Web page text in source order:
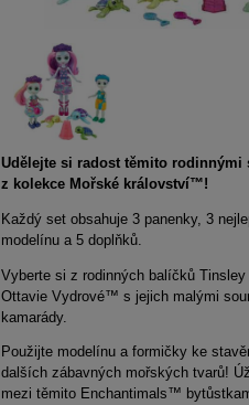
Udělejte si radost těmito
z kolekce Mořské království™!
Každý set obsahuje 3 panenky, 3
modelínu a 5 doplňků.
Vyberte si z rodinných balíčků
Ottavie Vydrové™ s jejich malými
kamarády.
Použijte modelínu a formičky ke
dalších zábavných mořských tvarů!
mezi těmito Enchantimals™